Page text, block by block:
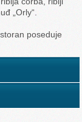
„Orly“.
poseduje